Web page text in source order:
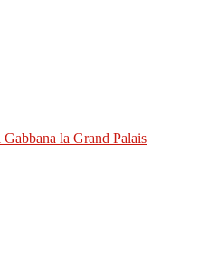
la Grand Palais